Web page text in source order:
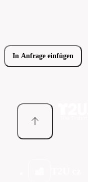
In Anfrage einfügen